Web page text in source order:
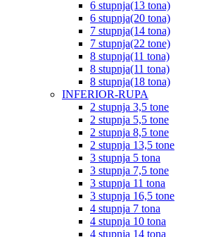
6 stupnja(13 tona)
6 stupnja(20 tona)
7 stupnja(14 tona)
7 stupnja(22 tone)
8 stupnja(11 tona)
8 stupnja(11 tona)
8 stupnja(18 tona)
INFERIOR-RUPA
2 stupnja 3,5 tone
2 stupnja 5,5 tone
2 stupnja 8,5 tone
2 stupnja 13,5 tone
3 stupnja 5 tona
3 stupnja 7,5 tone
3 stupnja 11 tona
3 stupnja 16,5 tone
4 stupnja 7 tona
4 stupnja 10 tona
4 stupnja 14 tona